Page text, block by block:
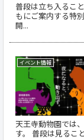
普段は立ち入るこ
もにご案内する特
開...
イベント情報
天王寺動物園では
す。 普段は見るこ